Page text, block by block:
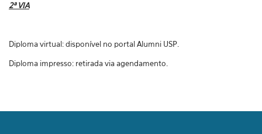
2ª VIA
Diploma virtual: disponível no portal Alumni USP.
Diploma impresso: retirada via agendamento.